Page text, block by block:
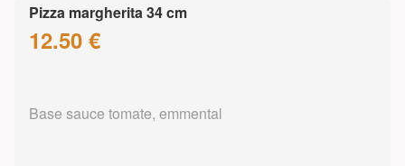
Pizza margherita 34 cm
12.50 €
Base sauce tomate, emmental